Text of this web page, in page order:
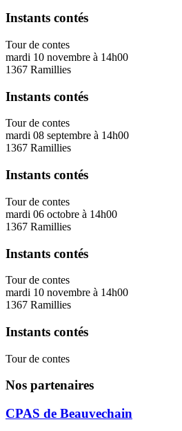
Instants contés
Tour de contes
mardi 10 novembre à 14h00
1367 Ramillies
Instants contés
Tour de contes
mardi 08 septembre à 14h00
1367 Ramillies
Instants contés
Tour de contes
mardi 06 octobre à 14h00
1367 Ramillies
Instants contés
Tour de contes
mardi 10 novembre à 14h00
1367 Ramillies
Instants contés
Tour de contes
Nos partenaires
CPAS de Beauvechain